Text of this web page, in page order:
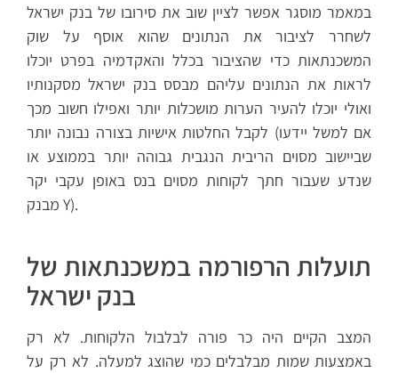
במאמר מוסגר אפשר לציין שוב את סירובו של בנק ישראל
לשחרר לציבור את הנתונים שהוא אוסף על שוק
המשכנתאות כדי שהציבור בכלל והאקדמיה בפרט יוכלו
לראות את הנתונים עליהם מבסס בנק ישראל מסקנותיו
ואולי יוכלו להעיר הערות מושכלות יותר ואפילו חשוב מכך
לקבל החלטות אישיות בצורה נבונה יותר (אם למשל יידעו
שביישוב מסוים הריבית הנגבית גבוהה יותר בממוצע או
שנדע שעבור חתך לקוחות מסוים בנס באופן עקבי יקר
מבנק Y).
תועלות הרפורמה במשכנתאות של
בנק ישראל
המצב הקיים היה כר פורה לבלבול הלקוחות. לא רק
באמצעות שמות מבלבלים כמי שהוצג למעלה. לא רק על